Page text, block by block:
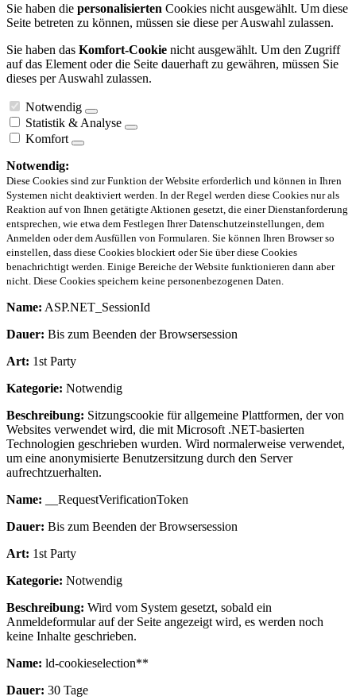
Sie haben die personalisierten Cookies nicht ausgewählt. Um diese
Seite betreten zu können, müssen sie diese per Auswahl zulassen.
Sie haben das Komfort-Cookie nicht ausgewählt. Um den Zugriff
auf das Element oder die Seite dauerhaft zu gewähren, müssen Sie
dieses per Auswahl zulassen.
Notwendig
Statistik & Analyse
Komfort
Notwendig:
Diese Cookies sind zur Funktion der Website erforderlich und können in Ihren
Systemen nicht deaktiviert werden. In der Regel werden diese Cookies nur als
Reaktion auf von Ihnen getätigte Aktionen gesetzt, die einer Dienstanforderung
entsprechen, wie etwa dem Festlegen Ihrer Datenschutzeinstellungen, dem
Anmelden oder dem Ausfüllen von Formularen. Sie können Ihren Browser so
einstellen, dass diese Cookies blockiert oder Sie über diese Cookies
benachrichtigt werden. Einige Bereiche der Website funktionieren dann aber
nicht. Diese Cookies speichern keine personenbezogenen Daten.
Name: ASP.NET_SessionId
Dauer: Bis zum Beenden der Browsersession
Art: 1st Party
Kategorie: Notwendig
Beschreibung: Sitzungscookie für allgemeine Plattformen, der von
Websites verwendet wird, die mit Microsoft .NET-basierten
Technologien geschrieben wurden. Wird normalerweise verwendet,
um eine anonymisierte Benutzersitzung durch den Server
aufrechtzuerhalten.
Name: __RequestVerificationToken
Dauer: Bis zum Beenden der Browsersession
Art: 1st Party
Kategorie: Notwendig
Beschreibung: Wird vom System gesetzt, sobald ein
Anmeldeformular auf der Seite angezeigt wird, es werden noch
keine Inhalte geschrieben.
Name: ld-cookieselection**
Dauer: 30 Tage